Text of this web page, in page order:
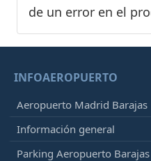
de un error en el
INFOAEROPUERTO
Aeropuerto Madrid Barajas
Información general
Parking Aeropuerto Barajas